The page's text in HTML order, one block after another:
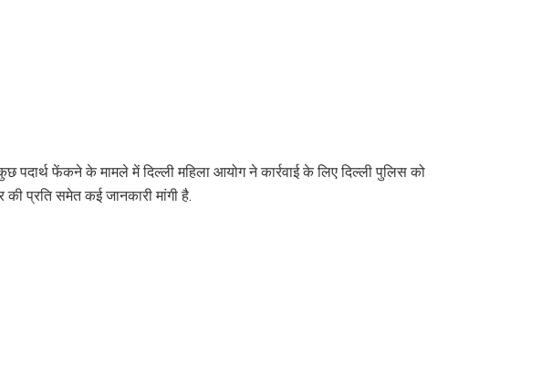
पदार्थ फेंकने के मामले में दिल्ली महिला आयोग ने कार्रवाई के लिए दिल्ली पुलिस को
प्रति समेत कई जानकारी मांगी है.